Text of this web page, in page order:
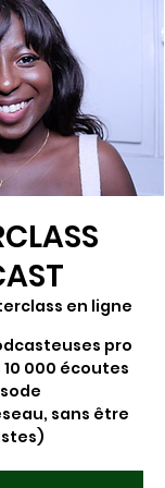
en ligne
pro
000 écoutes
sans être